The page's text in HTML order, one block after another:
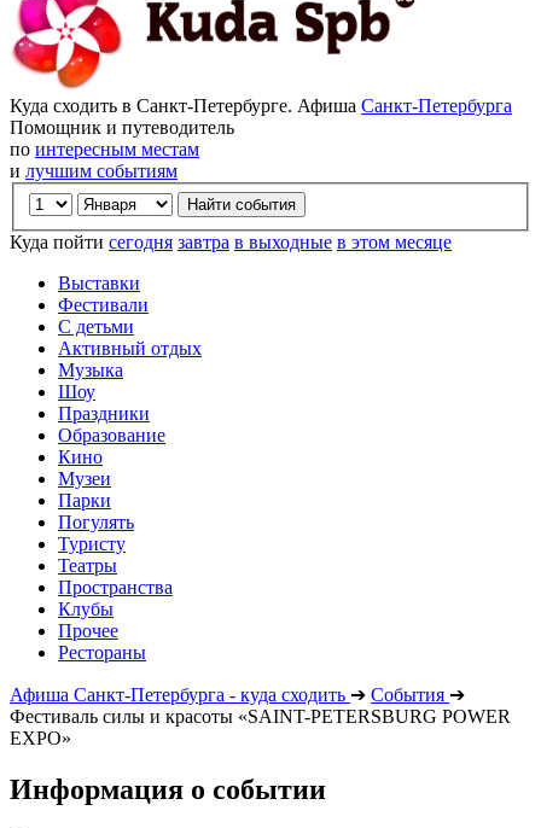
Куда сходить в Санкт-Петербурге. Афиша Санкт-Петербурга
Помощник и путеводитель
по интересным местам
и лучшим событиям
Куда пойти сегодня завтра в выходные в этом месяце
Выставки
Фестивали
С детьми
Активный отдых
Музыка
Шоу
Праздники
Образование
Кино
Музеи
Парки
Погулять
Туристу
Театры
Пространства
Клубы
Прочее
Рестораны
Афиша Санкт-Петербурга - куда сходить ➔ События ➔
Фестиваль силы и красоты «SAINT-PETERSBURG POWER
EXPO»
Информация о событии